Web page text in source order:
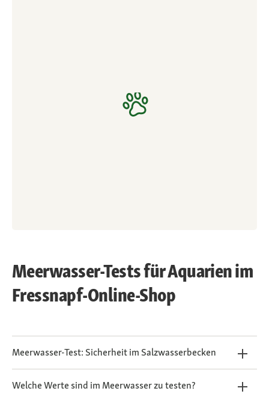
Meerwasser-Tests für Aquarien im
Fressnapf-Online-Shop
Meerwasser-Test: Sicherheit im Salzwasserbecken
Welche Werte sind im Meerwasser zu testen?